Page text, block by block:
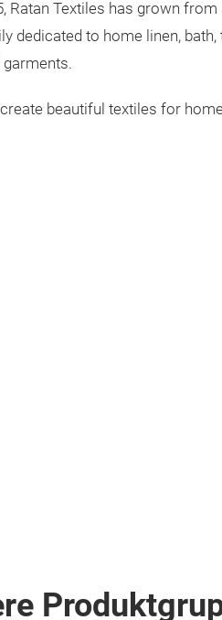
Ratan Textiles has grown
dedicated to home linen,
garments.
beautiful textiles for